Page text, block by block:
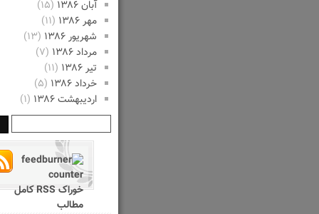
آبان ۱۳۸۶
(۱۵)
مهر ۱۳۸۶
(۱۱)
شهریور ۱۳۸۶
(۱۳)
مرداد ۱۳۸۶
(۷)
تیر ۱۳۸۶
(۱۱)
خرداد ۱۳۸۶
(۵)
اردیبهشت ۱۳۸۶
(۱)
خوراک RSS کامل
مطالب